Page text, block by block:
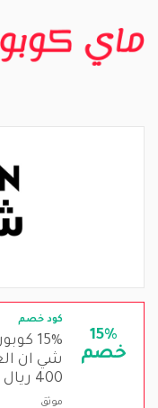
15%
خصم
كود خصم
15%
400 ريال
موثق